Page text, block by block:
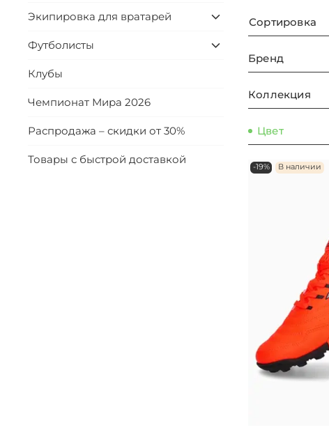
Сортировка
Бренд
Коллекция
Цвет
-19% В наличии
Экипировка для вратарей
Футболисты
Клубы
Чемпионат Мира 2026
Распродажа – скидки от 30%
Товары с быстрой доставкой